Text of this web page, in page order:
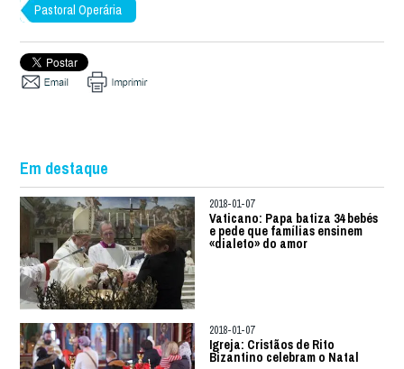
Pastoral Operária
Em destaque
2018-01-07
Vaticano: Papa batiza 34 bebés
e pede que famílias ensinem
«dialeto» do amor
2018-01-07
Igreja: Cristãos de Rito
Bizantino celebram o Natal